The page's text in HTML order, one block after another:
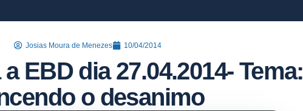
Josias Moura de Menezes 10/04/2014
EBD dia 27.04.2014- Tema:
o desanimo